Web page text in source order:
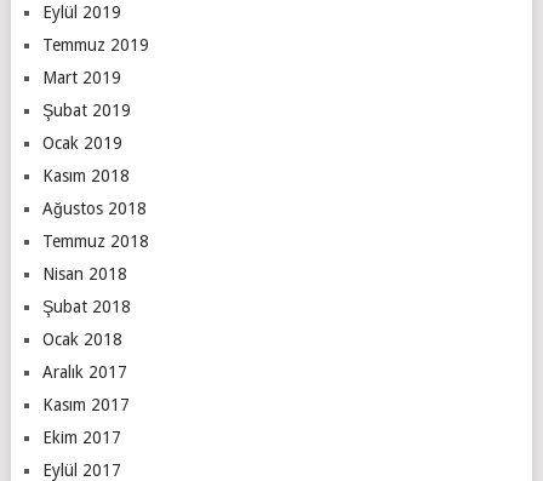
Eylül 2019
Temmuz 2019
Mart 2019
Şubat 2019
Ocak 2019
Kasım 2018
Ağustos 2018
Temmuz 2018
Nisan 2018
Şubat 2018
Ocak 2018
Aralık 2017
Kasım 2017
Ekim 2017
Eylül 2017